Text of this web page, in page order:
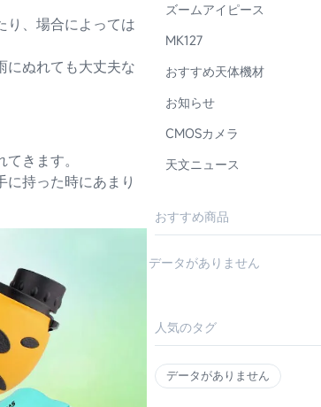
り、場合によっては
にぬれても大丈夫な
きます。
に持った時にあまり
ズームアイピース
MK127
おすすめ天体機材
お知らせ
CMOSカメラ
天文ニュース
おすすめ商品
データがありません
人気のタグ
データがありません